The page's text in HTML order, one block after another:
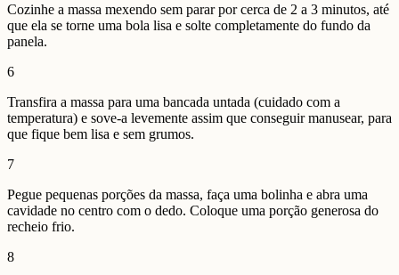
Cozinhe a massa mexendo sem parar por cerca de 2 a 3 minutos, até
que ela se torne uma bola lisa e solte completamente do fundo da
panela.
6
Transfira a massa para uma bancada untada (cuidado com a
temperatura) e sove-a levemente assim que conseguir manusear, para
que fique bem lisa e sem grumos.
7
Pegue pequenas porções da massa, faça uma bolinha e abra uma
cavidade no centro com o dedo. Coloque uma porção generosa do
recheio frio.
8